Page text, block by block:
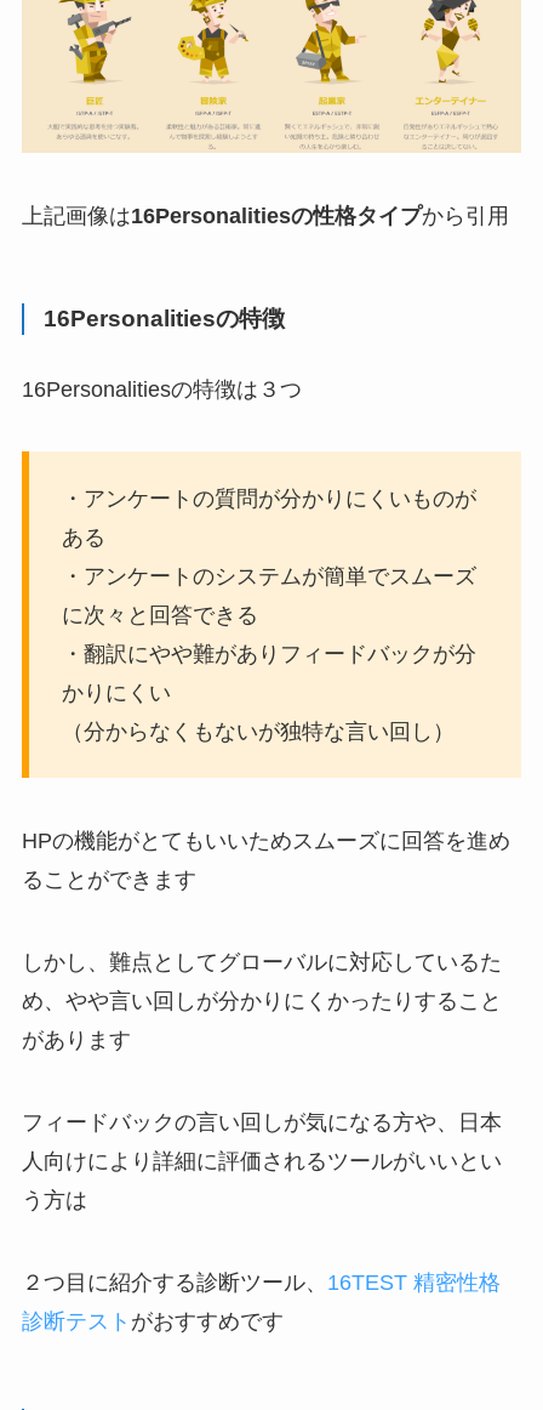
上記画像は16Personalitiesの性格タイプから引用
16Personalitiesの特徴
16Personalitiesの特徴は３つ
・アンケートの質問が分かりにくいものが
ある
・アンケートのシステムが簡単でスムーズ
に次々と回答できる
・翻訳にやや難がありフィードバックが分
かりにくい
（分からなくもないが独特な言い回し）
HPの機能がとてもいいためスムーズに回答を進め
ることができます
しかし、難点としてグローバルに対応しているた
め、やや言い回しが分かりにくかったりすること
があります
フィードバックの言い回しが気になる方や、日本
人向けにより詳細に評価されるツールがいいとい
う方は
２つ目に紹介する診断ツール、 16TEST 精密性格
診断テスト がおすすめです